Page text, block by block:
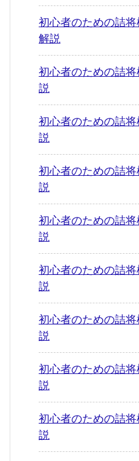
初心者のための詰
解説
初心者のための詰
説
初心者のための詰
説
初心者のための詰
説
初心者のための詰
説
初心者のための詰
説
初心者のための詰
説
初心者のための詰
説
初心者のための詰
説